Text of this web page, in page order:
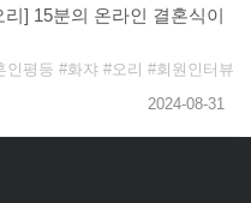
] 15분의 온라인 결혼식이
인평등 화쟈 오리
회원인터뷰
2024-08-31